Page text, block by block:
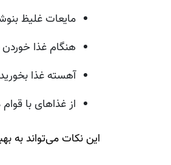
مایعات غلیظ
هنگام غذا
آهسته غذا
از غذاهای با
این نکات می‌تواند به